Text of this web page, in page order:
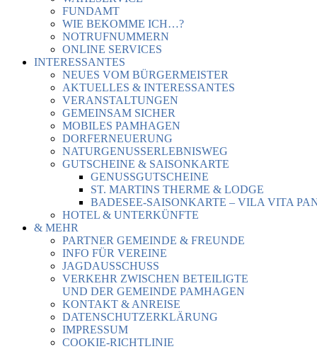
FUNDAMT
WIE BEKOMME ICH…?
NOTRUFNUMMERN
ONLINE SERVICES
INTERESSANTES
NEUES VOM BÜRGERMEISTER
AKTUELLES & INTERESSANTES
VERANSTALTUNGEN
GEMEINSAM SICHER
MOBILES PAMHAGEN
DORFERNEUERUNG
NATURGENUSSERLEBNISWEG
GUTSCHEINE & SAISONKARTE
GENUSSGUTSCHEINE
ST. MARTINS THERME & LODGE
BADESEE-SAISONKARTE – VILA VITA
HOTEL & UNTERKÜNFTE
& MEHR
PARTNER GEMEINDE & FREUNDE
INFO FÜR VEREINE
JAGDAUSSCHUSS
VERKEHR ZWISCHEN BETEILIGTE
UND DER GEMEINDE PAMHAGEN
KONTAKT & ANREISE
DATENSCHUTZERKLÄRUNG
IMPRESSUM
COOKIE-RICHTLINIE